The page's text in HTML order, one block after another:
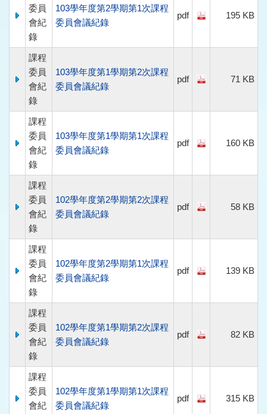
委員
會紀
錄
103學年度第2學期第1次課程
委員會議紀錄
pdf 195 KB
課程
委員
會紀
錄
103學年度第1學期第2次課程
委員會議紀錄
pdf 71 KB
課程
委員
會紀
錄
103學年度第1學期第1次課程
委員會議紀錄
pdf 160 KB
課程
委員
會紀
錄
102學年度第2學期第2次課程
委員會議紀錄
pdf 58 KB
課程
委員
會紀
錄
102學年度第2學期第1次課程
委員會議紀錄
pdf 139 KB
課程
委員
會紀
錄
102學年度第1學期第2次課程
委員會議紀錄
pdf 82 KB
課程
委員
會紀
102學年度第1學期第1次課程
委員會議紀錄
pdf 315 KB